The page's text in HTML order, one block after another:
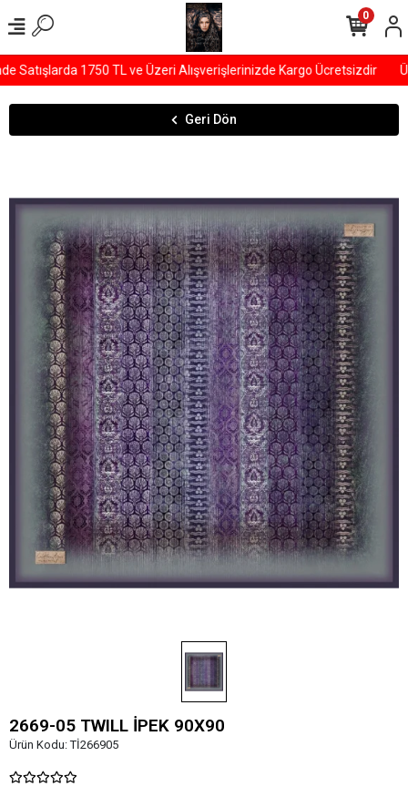
1750 TL ve Üzeri Alışverişlerinizde Kargo Ücretsizdir
0
Geri Dön
2669-05 TWILL İPEK 90X90
Ürün Kodu:Tİ266905